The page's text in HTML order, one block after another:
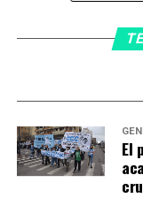
veía tan lindo”,
entreCarolina del
pasaron de ser
pareja.
El